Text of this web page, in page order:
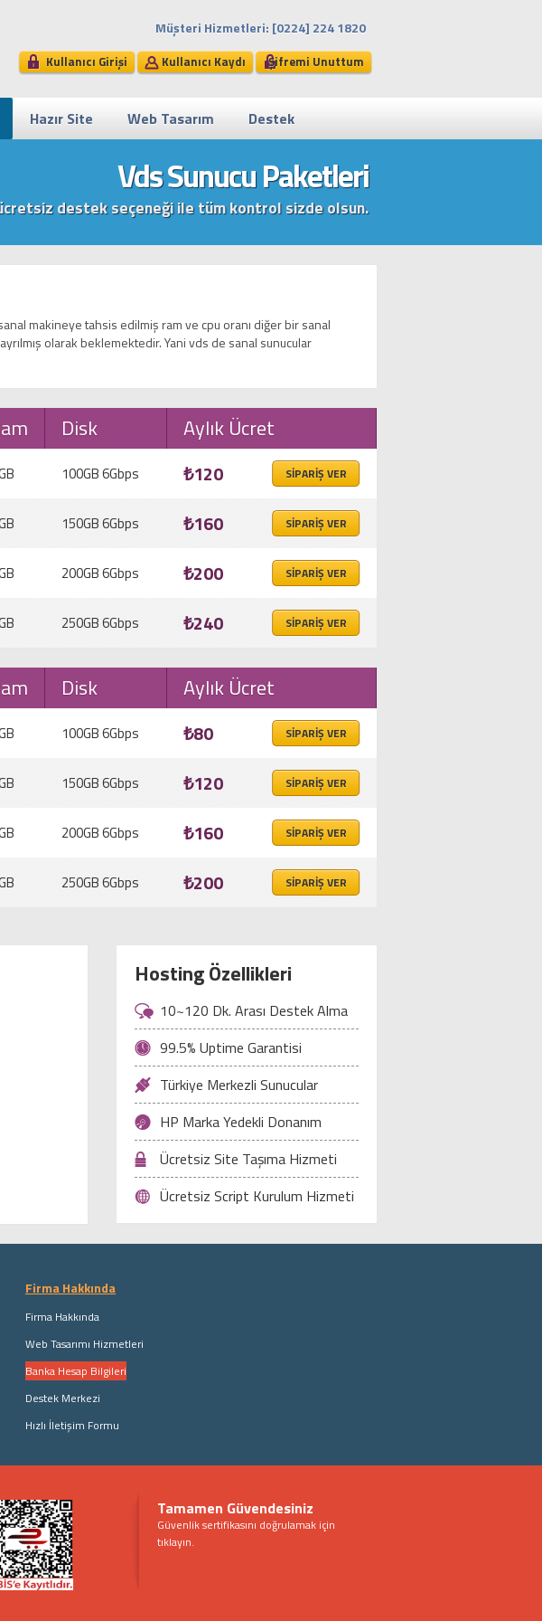
Müşteri Hizmetleri: [0224] 224 1820
Şifremi Unuttum
Kullanıcı Kaydı
Kullanıcı Girişi
Hazır Site Web Tasarım
Destek
Vds Sunucu Paketleri
destek seçeneği ile tüm kontrol sizde olsun.
makineye tahsis edilmiş ram ve cpu oranı diğer bir sanal
olarak beklemektedir. Yani vds de sanal sunucular
Disk Aylık Ücret
100GB 6Gbps ₺120 SİPARİŞ VER
150GB 6Gbps ₺160 SİPARİŞ VER
200GB 6Gbps ₺200 SİPARİŞ VER
250GB 6Gbps ₺240 SİPARİŞ VER
Disk Aylık Ücret
100GB 6Gbps ₺80 SİPARİŞ VER
150GB 6Gbps ₺120 SİPARİŞ VER
200GB 6Gbps ₺160 SİPARİŞ VER
250GB 6Gbps ₺200 SİPARİŞ VER
Hosting Özellikleri
10~120 Dk. Arası Destek Alma
99.5% Uptime Garantisi
Türkiye Merkezli Sunucular
HP Marka Yedekli Donanım
Ücretsiz Site Taşıma Hizmeti
Ücretsiz Script Kurulum Hizmeti
Firma Hakkında
Firma Hakkında
Web Tasarımı Hizmetleri
Banka Hesap Bilgileri
Destek Merkezi
Hızlı İletişim Formu
Tamamen Güvendesiniz
Güvenlik sertifikasını doğrulamak için
tıklayın.